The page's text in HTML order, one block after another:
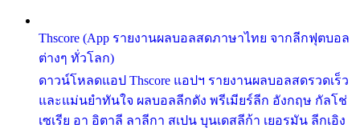
Thscore (App รายงานผลบอลสดภาษาไทย จากลีกฟุตบอล
ต่างๆ ทั่วโลก)
ดาวน์โหลดแอป Thscore แอปฯ รายงานผลบอลสดรวดเร็ว
และแม่นยำทันใจ ผลบอลลีกดัง พรีเมียร์ลีก อังกฤษ กัลโช่
เซเรีย อา อิตาลี ลาลีกา สเปน บุนเดสลีก้า เยอรมัน ลีกเอิง